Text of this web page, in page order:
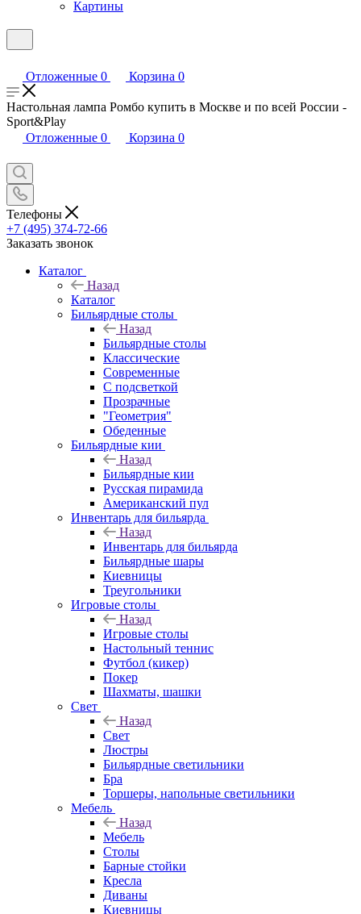
Картины
Отложенные 0 Корзина 0
Настольная лампа Ромбо купить в Москве и по всей России -
Sport&Play
Отложенные 0 Корзина 0
Телефоны
+7 (495) 374-72-66
Заказать звонок
Каталог
Назад
Каталог
Бильярдные столы
Назад
Бильярдные столы
Классические
Современные
С подсветкой
Прозрачные
"Геометрия"
Обеденные
Бильярдные кии
Назад
Бильярдные кии
Русская пирамида
Американский пул
Инвентарь для бильярда
Назад
Инвентарь для бильярда
Бильярдные шары
Киевницы
Треугольники
Игровые столы
Назад
Игровые столы
Настольный теннис
Футбол (кикер)
Покер
Шахматы, шашки
Свет
Назад
Свет
Люстры
Бильярдные светильники
Бра
Торшеры, напольные светильники
Мебель
Назад
Мебель
Столы
Барные стойки
Кресла
Диваны
Киевницы